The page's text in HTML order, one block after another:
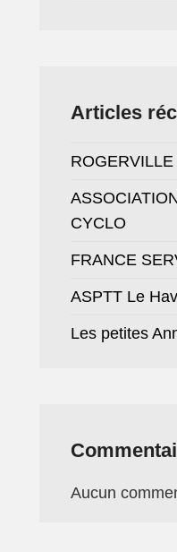
Articles
CYCLO
FRANCE
ASPTT Le
Les petites
Aucun